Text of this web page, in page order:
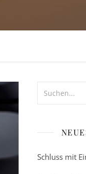
Schluss mit